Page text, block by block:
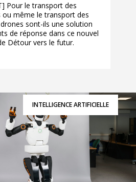
Pour le transport des
ou même le transport des
sont-ils une solution
de réponse dans ce nouvel
Détour vers le futur.
INTELLIGENCE ARTIFICIELLE